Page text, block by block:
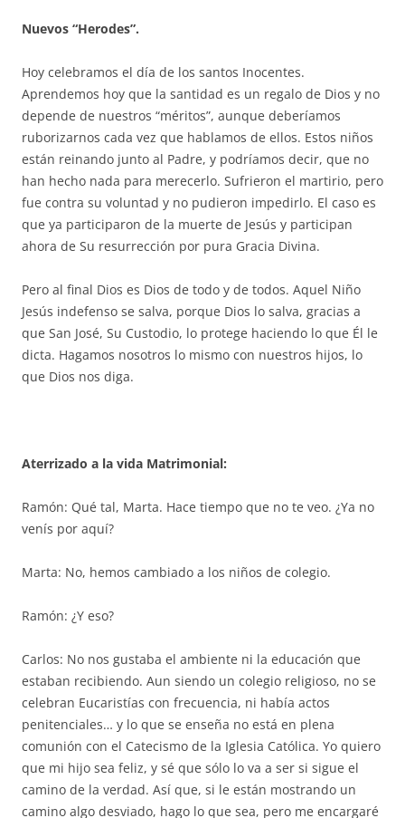
Nuevos “Herodes”.
Hoy celebramos el día de los santos Inocentes.
Aprendemos hoy que la santidad es un regalo de Dios y no
depende de nuestros “méritos”, aunque deberíamos
ruborizarnos cada vez que hablamos de ellos. Estos niños
están reinando junto al Padre, y podríamos decir, que no
han hecho nada para merecerlo. Sufrieron el martirio, pero
fue contra su voluntad y no pudieron impedirlo. El caso es
que ya participaron de la muerte de Jesús y participan
ahora de Su resurrección por pura Gracia Divina.
Pero al final Dios es Dios de todo y de todos. Aquel Niño
Jesús indefenso se salva, porque Dios lo salva, gracias a
que San José, Su Custodio, lo protege haciendo lo que Él le
dicta. Hagamos nosotros lo mismo con nuestros hijos, lo
que Dios nos diga.
Aterrizado a la vida Matrimonial:
Ramón: Qué tal, Marta. Hace tiempo que no te veo. ¿Ya no
venís por aquí?
Marta: No, hemos cambiado a los niños de colegio.
Ramón: ¿Y eso?
Carlos: No nos gustaba el ambiente ni la educación que
estaban recibiendo. Aun siendo un colegio religioso, no se
celebran Eucaristías con frecuencia, ni había actos
penitenciales… y lo que se enseña no está en plena
comunión con el Catecismo de la Iglesia Católica. Yo quiero
que mi hijo sea feliz, y sé que sólo lo va a ser si sigue el
camino de la verdad. Así que, si le están mostrando un
camino algo desviado, hago lo que sea, pero me encargaré